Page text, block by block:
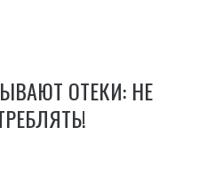
ОТЕКИ: НЕ